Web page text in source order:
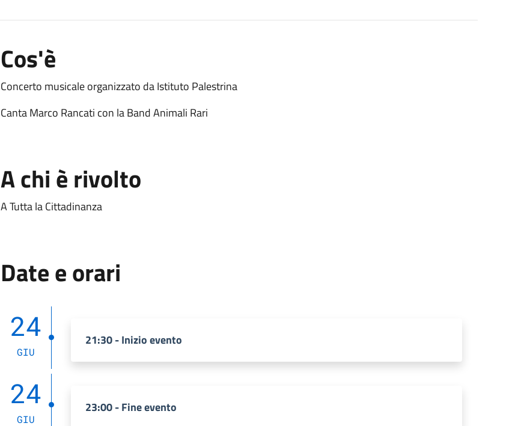
Cos'è
Concerto musicale organizzato da Istituto Palestrina
Canta Marco Rancati con la Band Animali Rari
A chi è rivolto
A Tutta la Cittadinanza
Date e orari
24
GIU
21:30 - Inizio evento
24
GIU
23:00 - Fine evento